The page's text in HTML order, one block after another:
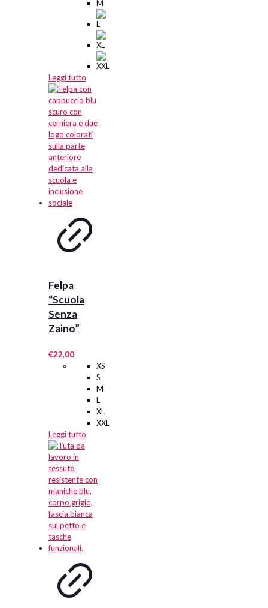
Leggi tutto
Felpa
“Scuola
Senza
Zaino”
€22,00
XS
S
M
L
XL
XXL
Leggi tutto